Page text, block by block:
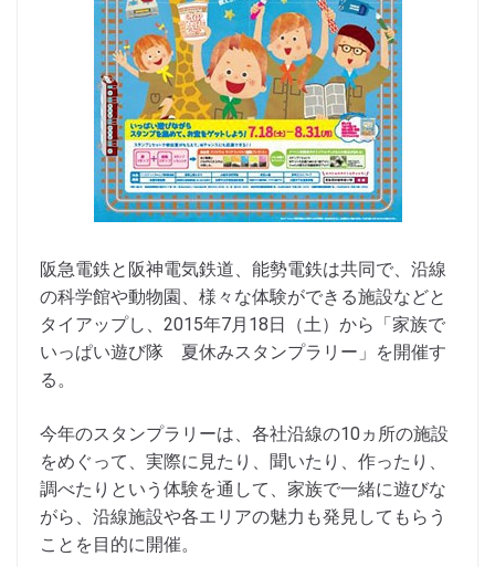
阪急電鉄と阪神電気鉄道、能勢電鉄は共同で、沿線
の科学館や動物園、様々な体験ができる施設などと
タイアップし、2015年7月18日（土）から「家族で
いっぱい遊び隊 夏休みスタンプラリー」を開催す
る。
今年のスタンプラリーは、各社沿線の10ヵ所の施設
をめぐって、実際に見たり、聞いたり、作ったり、
調べたりという体験を通して、家族で一緒に遊びな
がら、沿線施設や各エリアの魅力も発見してもらう
ことを目的に開催。